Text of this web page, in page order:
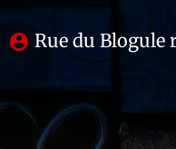
Rue du Blogule